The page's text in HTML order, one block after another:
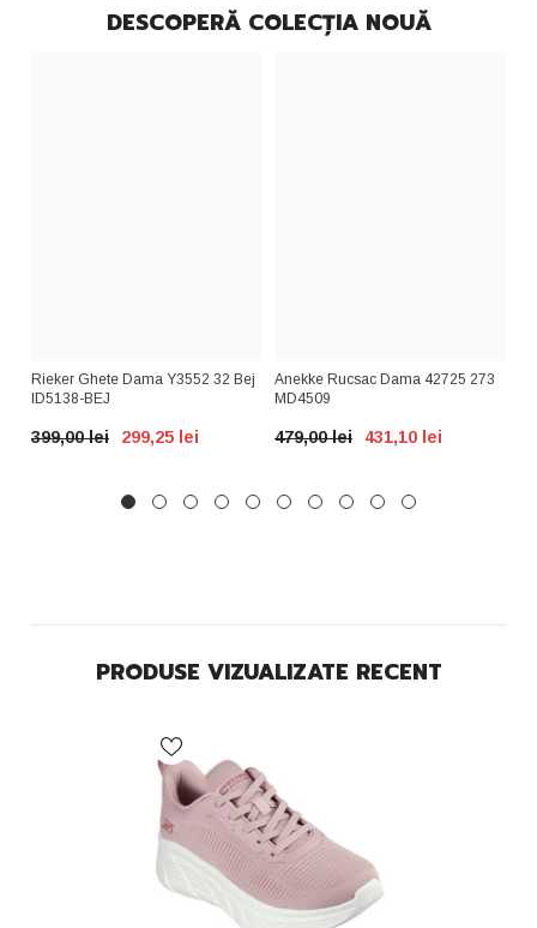
DESCOPERĂ COLECȚIA NOUĂ
Rieker Ghete Dama Y3552 32 Bej
ID5138-BEJ
399,00 lei 299,25 lei
Anekke Rucsac Dama 42725 273
MD4509
479,00 lei 431,10 lei
PRODUSE VIZUALIZATE RECENT